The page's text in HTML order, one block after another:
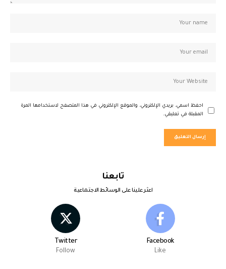
احفظ اسمي، بريدي الإلكتروني، والموقع الإلكتروني في هذا المتصفح لاستخدامها المرة
المقبلة في تعليقي.
تابعنا
اعثر علينا على الوسائط الاجتماعية
Facebook
Like
Twitter
Follow